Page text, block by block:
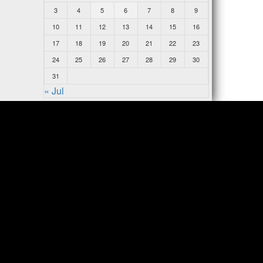
3
4 5 6 7 8
9
10
11 12 13 14 15
16
17
18 19 20 21 22
23
24
25 26 27 28 29
30
31
« Jul